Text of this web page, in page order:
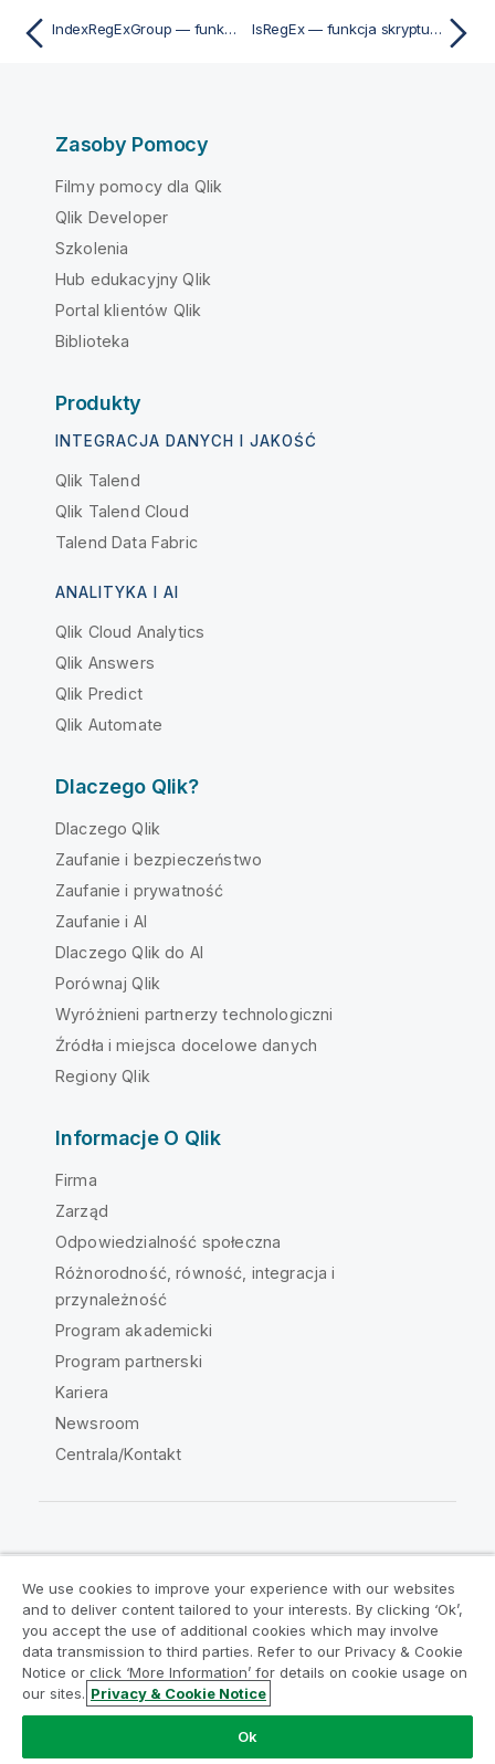
IndexRegExGroup — funkcja skryptu i funkcja wykresu IsRegEx — funkcja skryptu i funkcja wykresu
Zasoby Pomocy
Filmy pomocy dla Qlik
Qlik Developer
Szkolenia
Hub edukacyjny Qlik
Portal klientów Qlik
Biblioteka
Produkty
INTEGRACJA DANYCH I JAKOŚĆ
Qlik Talend
Qlik Talend Cloud
Talend Data Fabric
ANALITYKA I AI
Qlik Cloud Analytics
Qlik Answers
Qlik Predict
Qlik Automate
Dlaczego Qlik?
Dlaczego Qlik
Zaufanie i bezpieczeństwo
Zaufanie i prywatność
Zaufanie i AI
Dlaczego Qlik do AI
Porównaj Qlik
Wyróżnieni partnerzy technologiczni
Źródła i miejsca docelowe danych
Regiony Qlik
Informacje O Qlik
Firma
Zarząd
Odpowiedzialność społeczna
Różnorodność, równość, integracja i
przynależność
Program akademicki
Program partnerski
Kariera
Newsroom
Centrala/Kontakt
Umowy prawne
Warunki produktu
Legal Policies
Legal Policies
Warunki korzystania
Znaki towarowe
Do Not Share My Info
Copyright © 1993-2026 QlikTech International AB. Wszelkie
We use cookies to improve your experience with our websites
and to deliver content tailored to your interests. By clicking ‘Ok’,
you accept the use of additional cookies which may involve
data transmission to third parties. Refer to our Privacy & Cookie
Notice or click ‘More Information’ for details on cookie usage on
our sites. Privacy & Cookie Notice
Ok